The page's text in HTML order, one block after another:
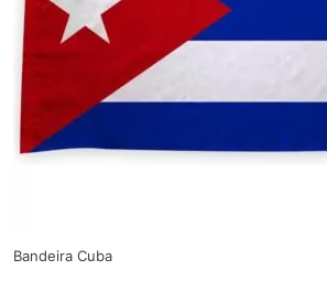
Bandeira Cuba